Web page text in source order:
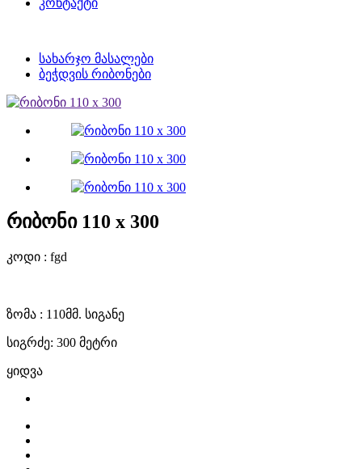
სახარჯო მასალები
ბეჭდვის რიბონები
რიბონი 110 x 300
კოდი : fgd
ზომა : 110მმ. სიგანე
სიგრძე: 300 მეტრი
ყიდვა